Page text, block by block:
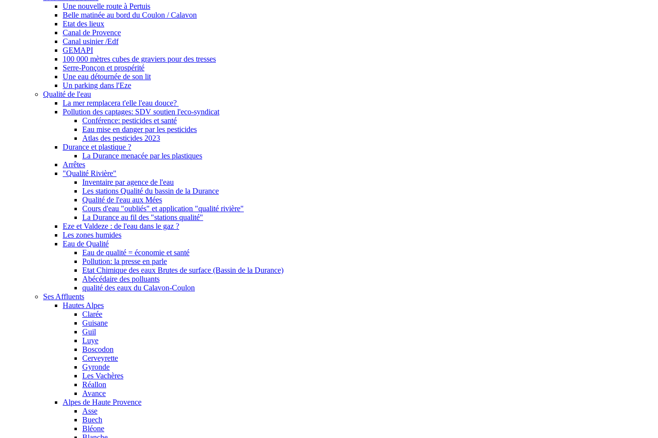
Une nouvelle route à Pertuis
Belle matinée au bord du Coulon / Calavon
Etat des lieux
Canal de Provence
Canal usinier /Edf
GEMAPI
100 000 mètres cubes de graviers pour des tresses
Serre-Ponçon et prospérité
Une eau détournée de son lit
Un parking dans l'Eze
Qualité de l'eau
La mer remplacera t'elle l'eau douce?
Pollution des captages: SDV soutien l'eco-syndicat
Conférence: pesticides et santé
Eau mise en danger par les pesticides
Atlas des pesticides 2023
Durance et plastique ?
La Durance menacée par les plastiques
Arrêtes
"Qualité Rivière"
Inventaire par agence de l'eau
Les stations Qualité du bassin de la Durance
Qualité de l'eau aux Mées
Cours d'eau "oubliés" et application "qualité rivière"
La Durance au fil des "stations qualité"
Eze et Valdeze : de l'eau dans le gaz ?
Les zones humides
Eau de Qualité
Eau de qualité = économie et santé
Pollution: la presse en parle
Etat Chimique des eaux Brutes de surface (Bassin de la Durance)
Abécédaire des polluants
qualité des eaux du Calavon-Coulon
Ses Affluents
Hautes Alpes
Clarée
Guisane
Guil
Luye
Boscodon
Cerveyrette
Gyronde
Les Vachères
Réallon
Avance
Alpes de Haute Provence
Asse
Buech
Bléone